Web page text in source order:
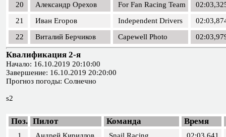
20
Александр Орехов For Fan Racing Team
21
Иван Егоров Independent Drivers
22
Виталий Берчиков Capewell Photo
Квалификация 2-я
Начало: 16.10.2019 20:10:00
Завершение: 16.10.2019 20:20:00
Прогноз погоды: Солнечно
s2
Поз. Пилот Команда Время